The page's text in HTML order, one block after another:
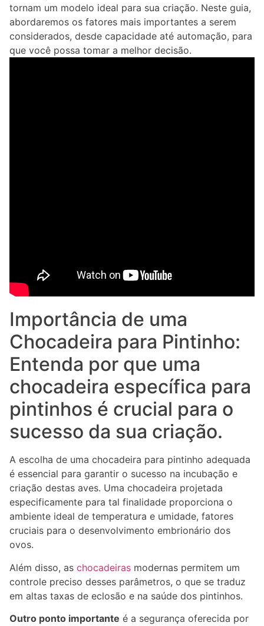
tornam um modelo ideal para sua criação. Neste guia,
abordaremos os fatores mais importantes a serem
considerados, desde capacidade até automação, para
que você possa tomar a melhor decisão.
Importância de uma
Chocadeira para Pintinho:
Entenda por que uma
chocadeira específica para
pintinhos é crucial para o
sucesso da sua criação.
A escolha de uma chocadeira para pintinho adequada
é essencial para garantir o sucesso na incubação e
criação destas aves. Uma chocadeira projetada
especificamente para tal finalidade proporciona o
ambiente ideal de temperatura e umidade, fatores
cruciais para o desenvolvimento embrionário dos
ovos.
Além disso, as chocadeiras modernas permitem um
controle preciso desses parâmetros, o que se traduz
em altas taxas de eclosão e na saúde dos pintinhos.
Outro ponto importante é a segurança oferecida por